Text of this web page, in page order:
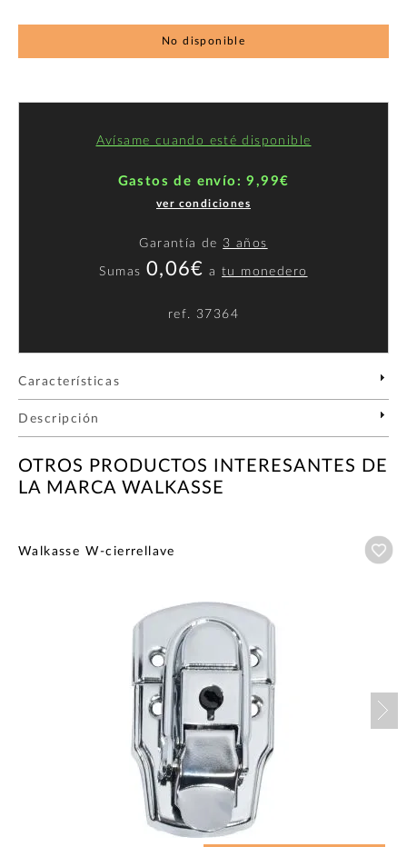
No disponible
Avísame cuando esté disponible
Gastos de envío: 9,99€
ver condiciones
Garantía de 3 años
Sumas 0,06€ atu monedero
ref. 37364
Características
Descripción
OTROS PRODUCTOS INTERESANTES DE
LA MARCA WALKASSE
Walkasse W-cierrellave